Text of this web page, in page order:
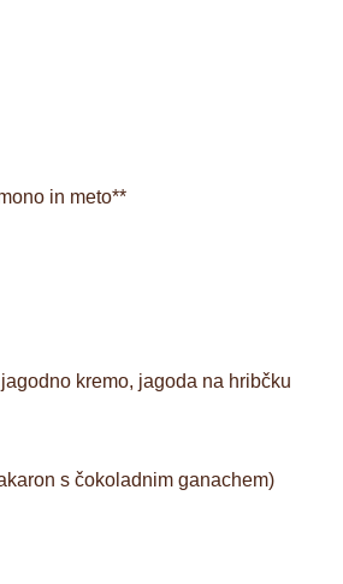
in meto**
kremo, jagoda na hribčku
s čokoladnim ganachem)